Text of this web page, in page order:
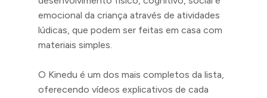
emocional da criança através de atividades
lúdicas, que podem ser feitas em casa com
materiais simples.
O Kinedu é um dos mais completos da lista,
oferecendo vídeos explicativos de cada